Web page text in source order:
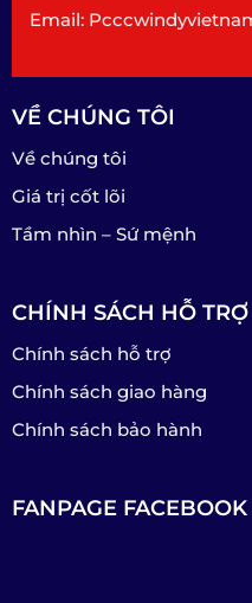
Email:
VỀ CHÚNG TÔI
Về chúng tôi
Giá trị cốt lõi
Tầm nhìn – Sứ mệnh
CHÍNH SÁCH HỖ TRỢ
Chính sách hỗ trợ
Chính sách giao hàng
Chính sách bảo hành
FANPAGE FACEBOOK